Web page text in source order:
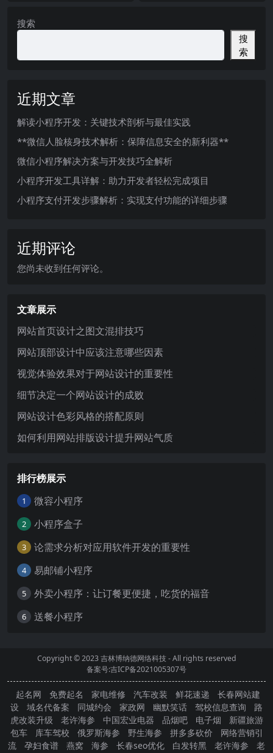
搜索
搜
索
近期文章
解读小程序开发：关键技术剖析与最佳实践
**微信人脸核身技术解析：保障信息安全的新利器**
微信小程序解决方案与开发技巧全解析
小程序开发工具详解：助力开发者轻松完成项目
小程序支付开发步骤解析：实现支付功能的详细步骤
近期评论
您尚未收到任何评论。
文章展示
网站首页设计之图文混排技巧
网站顶部设计中应该注意哪些因素
视觉体验效果对于网站设计的重要性
细节决定一个网站设计的成败
网站设计色彩风格的搭配原则
如何利用网站排版设计提升网站气质
排行榜展示
1 微容小程序
2 小程序盒子
3 论需求分析对应用软件开发的重要性
4 易邮铺小程序
5 外卖小程序：让订餐更便捷，吃货的福音
6 送餐小程序
Copyright © 2023吉林博纳德网络科技- All rights reserved
备案号:吉ICP备2021005307号
起名网 免费起名 家电维修 汽车改装 鲜花速递
长春网站建
设
域名代备案 同城约会 家政网 幽默笑话 驾校信息查询
路
虎改装升级
老许海参 中国宏业电器 品烟吧 电子烟
新疆旅游
包车
库车驾校 俄罗斯海参 野生海参 拼多多砍价
网络营销引
流
孕妇食谱 燕窝 海参 长春seo优化 白发转黑 老许海参
老